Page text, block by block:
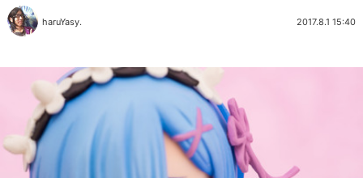
haruYasy. 2017.8.1 15:40